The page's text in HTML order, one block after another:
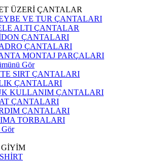
ÜZERİ ÇANTALAR
VE TUR ÇANTALARI
ALTI ÇANTALAR
ÇANTALARI
ÇANTALARI
MONTAJ PARÇALARI
Gör
SIRT ÇANTALARI
ÇANTALARI
KULLANIM ÇANTALARI
ÇANTALARI
ÇANTALARI
TORBALARI
Gör